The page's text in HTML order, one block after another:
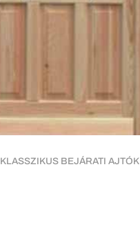
KLASSZIKUS BEJÁRATI AJTÓK